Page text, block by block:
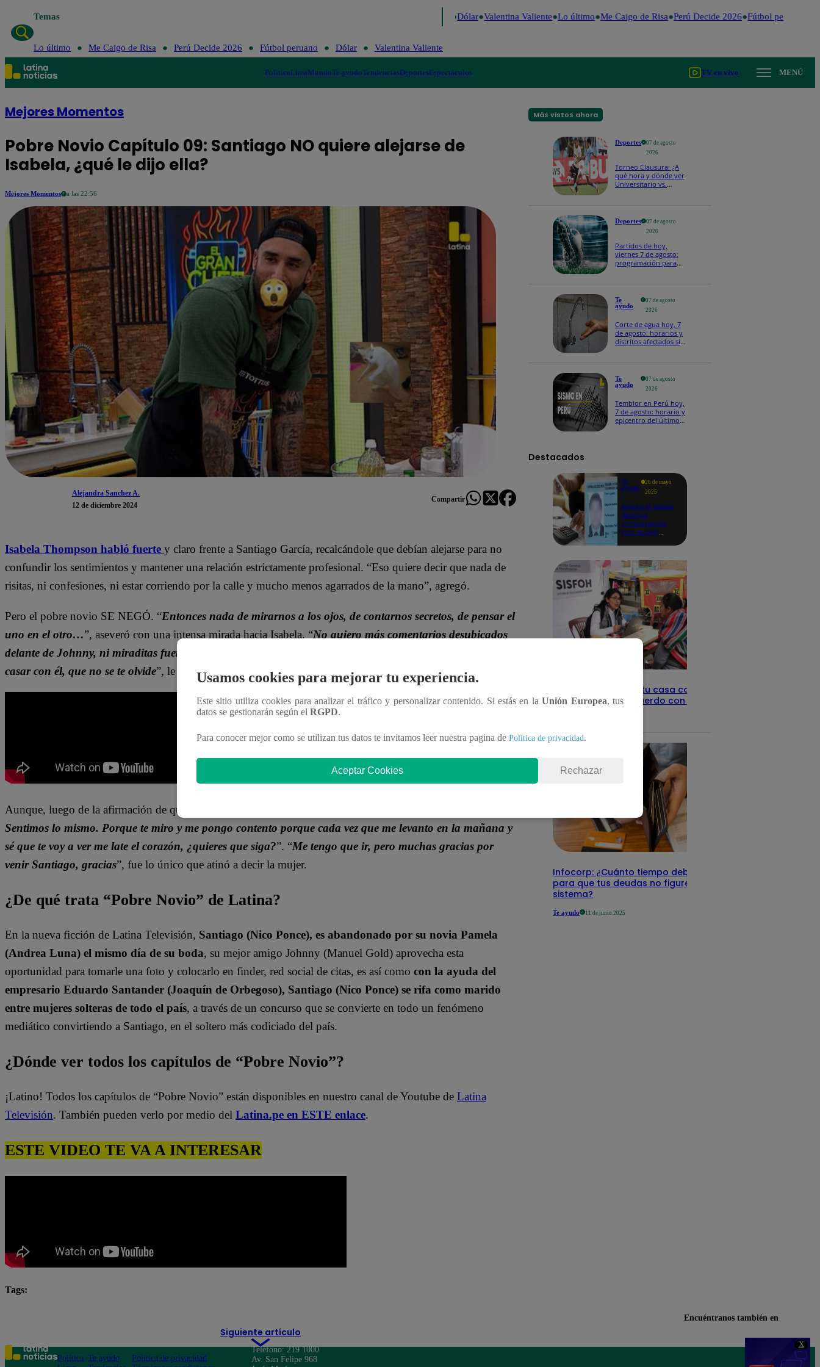
X
Temas Dólar Valentina Valiente Lo último Me Caigo de Risa Perú Decide 2026 Fútbol peruano
Lo último Me Caigo de Risa Perú Decide 2026 Fútbol peruano Dólar Valentina Valiente
PolíticaLimaMundoTe ayudoTendenciasDeportesEspectáculos TV en vivo MENÚ
Mejores Momentos
Pobre Novio Capítulo 09: Santiago NO quiere alejarse de
Isabela, ¿qué le dijo ella?
Mejores Momentos a las 22:56
Alejandra Sanchez A.
12 de diciembre 2024
Compartir
Isabela Thompson habló fuerte y claro frente a Santiago García, recalcándole que debían alejarse para no
confundir los sentimientos y mantener una relación estrictamente profesional. “Eso quiere decir que nada de
risitas, ni confesiones, ni estar corriendo por la calle y mucho menos agarrados de la mano”, agregó.
Pero el pobre novio SE NEGÓ. “Entonces nada de mirarnos a los ojos, de contarnos secretos, de pensar el
uno en el otro…”, aseveró con una intensa mirada hacia Isabela. “No quiero más comentarios desubicados
delante de Johnny, ni miraditas fuera de lugar frente a Eduardo. Acuérdate que él es mi novio y me voy a
casar con él, que no se te olvide”, le respondió ella.
Aunque, luego de la afirmación de que a Isabela también le atrae, Santiago le recalcó: “
Sentimos lo mismo. Porque te miro y me pongo contento porque cada vez que me levanto en la mañana y
sé que te voy a ver me late el corazón, ¿quieres que siga?”. “Me tengo que ir, pero muchas gracias por
venir Santiago, gracias”, fue lo único que atinó a decir la mujer.
¿De qué trata “Pobre Novio” de Latina?
En la nueva ficción de Latina Televisión, Santiago (Nico Ponce), es abandonado por su novia Pamela
(Andrea Luna) el mismo día de su boda, su mejor amigo Johnny (Manuel Gold) aprovecha esta
oportunidad para tomarle una foto y colocarlo en finder, red social de citas, es así como con la ayuda del
empresario Eduardo Santander (Joaquín de Orbegoso), Santiago (Nico Ponce) se rifa como marido
entre mujeres solteras de todo el país, a través de un concurso que se convierte en todo un fenómeno
mediático convirtiendo a Santiago, en el soltero más codiciado del país.
¿Dónde ver todos los capítulos de “Pobre Novio”?
¡Latino! Todos los capítulos de “Pobre Novio” están disponibles en nuestro canal de Youtube de Latina
Televisión. También pueden verlo por medio del Latina.pe en ESTE enlace.
ESTE VIDEO TE VA A INTERESAR
Tags:
Siguiente artículo
Más vistos ahora
Deportes
07 de agosto
2026
Torneo Clausura: ¿A
qué hora y dónde ver
Universitario vs.
Deportes
07 de agosto
2026
Partidos de hoy,
viernes 7 de agosto:
programación para
Te
ayudo
07 de agosto
2026
Corte de agua hoy, 7
de agosto: horarios y
distritos afectados sin
Te
ayudo
07 de agosto
2026
Temblor en Perú hoy,
7 de agosto: horario y
epicentro del último
Destacados
Te
ayudo
26 de mayo
2025
Revisa si tienes
deudas
consultando
con tu DNI:
detalles
Revisa con tu DNI si tu casa califica
como pobre, de acuerdo con el Sisfoh
Infocorp: ¿Cuánto tiempo debe pasar
para que tus deudas no figuren en su
sistema?
Te ayudo 11 de junio 2025
Usamos cookies para mejorar tu experiencia.
Este sitio utiliza cookies para analizar el tráfico y personalizar contenido. Si estás en laUnión Europea, tus
datos se gestionarán según el RGPD.
Para conocer mejor como se utilizan tus datos te invitamos leer nuestra pagina de Política de privacidad.
Aceptar Cookies Rechazar
Encuéntranos también en
Política Te ayudo
Política de privacidad
Teléfono: 219 1000
Av. San Felipe 968